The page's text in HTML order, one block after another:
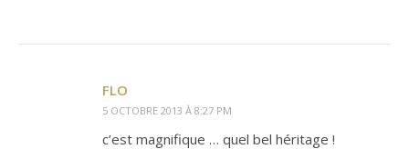
FLO
5 OCTOBRE 2013 À 8:27 PM
c’est magnifique … quel bel héritage !